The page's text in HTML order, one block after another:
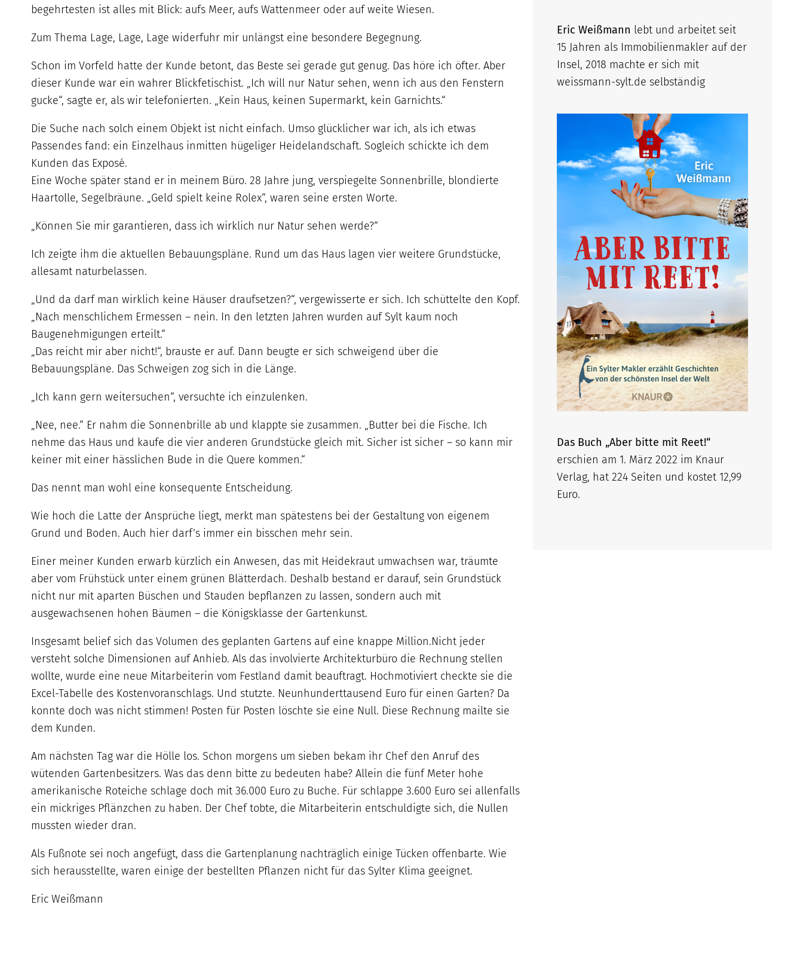
begehrtesten ist alles mit Blick: aufs Meer, aufs Wattenmeer oder auf weite Wiesen.
Zum Thema Lage, Lage, Lage widerfuhr mir unlängst eine besondere Begegnung.
Schon im Vorfeld hatte der Kunde betont, das Beste sei gerade gut genug. Das höre ich öfter. Aber
dieser Kunde war ein wahrer Blickfetischist. „Ich will nur Natur sehen, wenn ich aus den Fenstern
gucke“, sagte er, als wir telefonierten. „Kein Haus, keinen Supermarkt, kein Garnichts.“
Die Suche nach solch einem Objekt ist nicht einfach. Umso glücklicher war ich, als ich etwas
Passendes fand: ein Einzelhaus inmitten hügeliger Heidelandschaft. Sogleich schickte ich dem
Kunden das Exposé.
Eine Woche später stand er in meinem Büro. 28 Jahre jung, verspiegelte Sonnenbrille, blondierte
Haartolle, Segelbräune. „Geld spielt keine Rolex“, waren seine ersten Worte.
„Können Sie mir garantieren, dass ich wirklich nur Natur sehen werde?“
Ich zeigte ihm die aktuellen Bebauungspläne. Rund um das Haus lagen vier weitere Grundstücke,
allesamt naturbelassen.
„Und da darf man wirklich keine Häuser draufsetzen?“, vergewisserte er sich. Ich schüttelte den Kopf.
„Nach menschlichem Ermessen – nein. In den letzten Jahren wurden auf Sylt kaum noch
Baugenehmigungen erteilt.“
„Das reicht mir aber nicht!“, brauste er auf. Dann beugte er sich schweigend über die
Bebauungspläne. Das Schweigen zog sich in die Länge.
„Ich kann gern weitersuchen“, versuchte ich einzulenken.
„Nee, nee.“ Er nahm die Sonnenbrille ab und klappte sie zusammen. „Butter bei die Fische. Ich
nehme das Haus und kaufe die vier anderen Grundstücke gleich mit. Sicher ist sicher – so kann mir
keiner mit einer hässlichen Bude in die Quere kommen.“
Das nennt man wohl eine konsequente Entscheidung.
Wie hoch die Latte der Ansprüche liegt, merkt man spätestens bei der Gestaltung von eigenem
Grund und Boden. Auch hier darf’s immer ein bisschen mehr sein.
Einer meiner Kunden erwarb kürzlich ein Anwesen, das mit Heidekraut umwachsen war, träumte
aber vom Frühstück unter einem grünen Blätterdach. Deshalb bestand er darauf, sein Grundstück
nicht nur mit aparten Büschen und Stauden bepflanzen zu lassen, sondern auch mit
ausgewachsenen hohen Bäumen – die Königsklasse der Gartenkunst.
Insgesamt belief sich das Volumen des geplanten Gartens auf eine knappe Million.Nicht jeder
versteht solche Dimensionen auf Anhieb. Als das involvierte Architekturbüro die Rechnung stellen
wollte, wurde eine neue Mitarbeiterin vom Festland damit beauftragt. Hochmotiviert checkte sie die
Excel-Tabelle des Kostenvoranschlags. Und stutzte. Neunhunderttausend Euro für einen Garten? Da
konnte doch was nicht stimmen! Posten für Posten löschte sie eine Null. Diese Rechnung mailte sie
dem Kunden.
Am nächsten Tag war die Hölle los. Schon morgens um sieben bekam ihr Chef den Anruf des
wütenden Gartenbesitzers. Was das denn bitte zu bedeuten habe? Allein die fünf Meter hohe
amerikanische Roteiche schlage doch mit 36.000 Euro zu Buche. Für schlappe 3.600 Euro sei allenfalls
ein mickriges Pflänzchen zu haben. Der Chef tobte, die Mitarbeiterin entschuldigte sich, die Nullen
mussten wieder dran.
Als Fußnote sei noch angefügt, dass die Gartenplanung nachträglich einige Tücken offenbarte. Wie
sich herausstellte, waren einige der bestellten Pflanzen nicht für das Sylter Klima geeignet.
Eric Weißmann
Eric Weißmann lebt und arbeitet seit
15 Jahren als Immobilienmakler auf der
Insel, 2018 machte er sich mit
weissmann-sylt.de selbständig
Das Buch „Aber bitte mit Reet!“
erschien am 1. März 2022 im Knaur
Verlag, hat 224 Seiten und kostet 12,99
Euro.